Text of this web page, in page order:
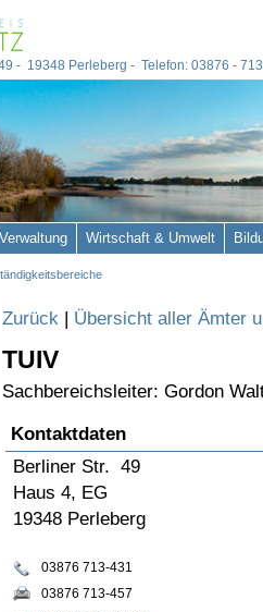
Zurück | Übersicht aller Ämter
TUIV
Sachbereichsleiter: Gordon
Kontaktdaten
Berliner Str. 49
Haus 4, EG
19348 Perleberg
03876 713-431
03876 713-457
- 19348 Perleberg - Telefon: 03876 -
Wirtschaft & Umwelt